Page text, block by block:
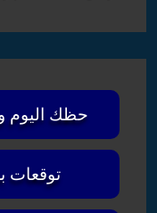
حظك اليوم و
توقعات